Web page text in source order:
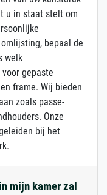
u in staat stelt om
bepaal de
welk
gepaste
frame. Wij bieden
zoals passe-
Onze
bij het
mijn kamer zal